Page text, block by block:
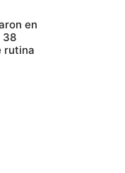
en
38
rutina